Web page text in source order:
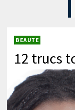
BEAUTE
12 trucs